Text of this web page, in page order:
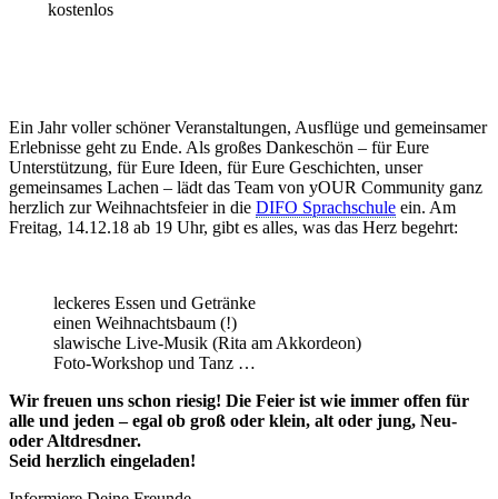
kostenlos
Ein Jahr voller schöner Veranstaltungen, Ausflüge und gemeinsamer
Erlebnisse geht zu Ende. Als großes Dankeschön – für Eure
Unterstützung, für Eure Ideen, für Eure Geschichten, unser
gemeinsames Lachen – lädt das Team von yOUR Community ganz
herzlich zur Weihnachtsfeier in die DIFO Sprachschule ein. Am
Freitag, 14.12.18 ab 19 Uhr, gibt es alles, was das Herz begehrt:
leckeres Essen und Getränke
einen Weihnachtsbaum (!)
slawische Live-Musik (Rita am Akkordeon)
Foto-Workshop und Tanz …
Wir freuen uns schon riesig! Die Feier ist wie immer offen für
alle und jeden – egal ob groß oder klein, alt oder jung, Neu-
oder Altdresdner.
Seid herzlich eingeladen!